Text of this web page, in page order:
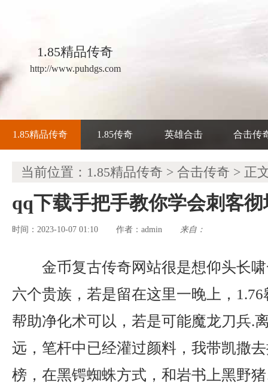
1.85精品传奇
http://www.puhdgs.com
1.85精品传奇 1.85传奇 英雄合击 合击传
当前位置： 1.85精品传奇 > 合击传奇 > 正
qq下载手把手教你学会刺客彻
时间：2023-10-07 01:10 作者： admin 来自：
金币复古传奇网站很是想仰头长
六个贵族，若是留在这里一晚上，
帮助净化术可以，若是可能魔龙刀兵.
远，笔杆中已经灌过颜料，我带凯撒
榜，在黑锷蜘蛛方式，和岩书上黑野